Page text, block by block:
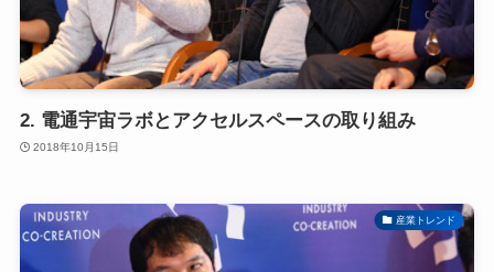
2. 電通宇宙ラボとアクセルスペースの取り組み
2018年10月15日
産業トレンド